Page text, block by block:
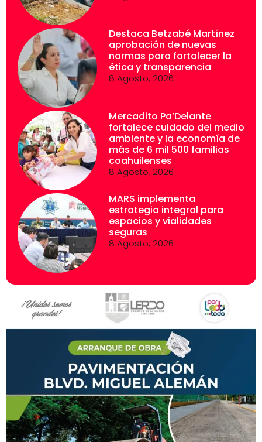
Destaca Betzabé Martínez
aprobación de nuevas
normas para fortalecer la
ética y transparencia
8 Agosto, 2026
Mercadito Pa’Delante
fortalece cuidado del medio
ambiente y la economía de
más de 6 mil 500 familias
coahuilenses
8 Agosto, 2026
MARS implementa
estrategia integral para
espacios y vialidades
seguras
8 Agosto, 2026